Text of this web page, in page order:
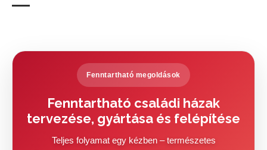
Fenntartható megoldások
Fenntartható családi házak
tervezése, gyártása és felépítése
Teljes folyamat egy kézben – természetes